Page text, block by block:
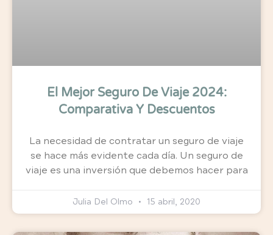
El Mejor Seguro De Viaje 2024:
Comparativa Y Descuentos
La necesidad de contratar un seguro de viaje
se hace más evidente cada día. Un seguro de
viaje es una inversión que debemos hacer para
Julia Del Olmo 15 abril, 2020